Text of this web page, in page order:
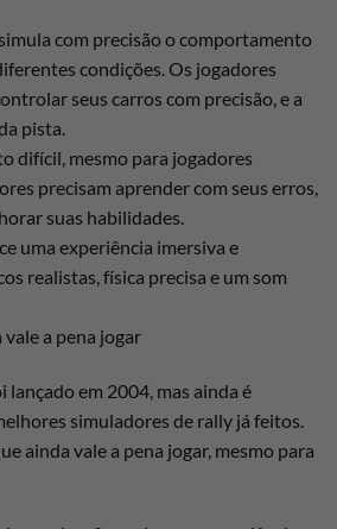
com precisão o comportamento
condições. Os jogadores
seus carros com precisão, e a
pista.
difícil, mesmo para jogadores
precisam aprender com seus erros,
suas habilidades.
uma experiência imersiva e
realistas, física precisa e um som
a pena jogar
lançado em 2004, mas ainda é
simuladores de rally já feitos.
ainda vale a pena jogar, mesmo para